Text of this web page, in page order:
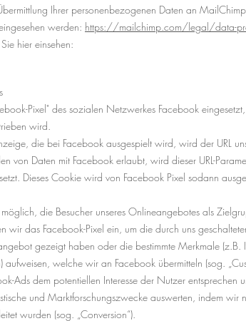
Ihrer personenbezogenen Daten an
werden: https://mailchimp.com/legal/data-
hier einsehen:
Pixel" des sozialen Netzwerkes Facebook
wird.
die bei Facebook ausgespielt wird, wird der URL
von Daten mit Facebook erlaubt, wird dieser URL-
Dieses Cookie wird von Facebook Pixel sodann
die Besucher unseres Onlineangebotes als
wir das Facebook-Pixel ein, um die durch uns
gezeigt haben oder die bestimmte Merkmale (z.B.
welche wir an Facebook übermitteln (sog.
Ads dem potentiellen Interesse der Nutzer
und Marktforschungszwecke auswerten, indem
wurden (sog. „Conversion“).